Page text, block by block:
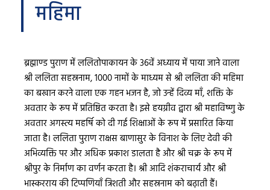
महिमा
ब्रह्माण्ड पुराण में ललितोपाकायन के 36वें अध्याय में पाया जाने वाला
श्री ललिता सहस्रनाम, 1000 नामों के माध्यम से श्री ललिता की महिमा
का बखान करने वाला एक गहन भजन है, जो उन्हें दिव्य माँ, शक्ति के
अवतार के रूप में प्रतिष्ठित करता है। इसे हयग्रीव द्वारा श्री महाविष्णु के
अवतार अगस्त्य महर्षि को दी गई शिक्षाओं के रूप में प्रसारित किया
जाता है। ललिता पुराण राक्षस बाणासुर के विनाश के लिए देवी की
अभिव्यक्ति पर और अधिक प्रकाश डालता है और श्री चक्र के रूप में
श्रीपुर के निर्माण का वर्णन करता है। श्री आदि शंकराचार्य और श्री
भास्करराय की टिप्पणियाँ त्रिशती और सहस्रनाम को बढ़ाती हैं।